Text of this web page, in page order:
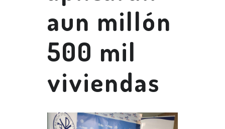
aun millón
500 mil
viviendas